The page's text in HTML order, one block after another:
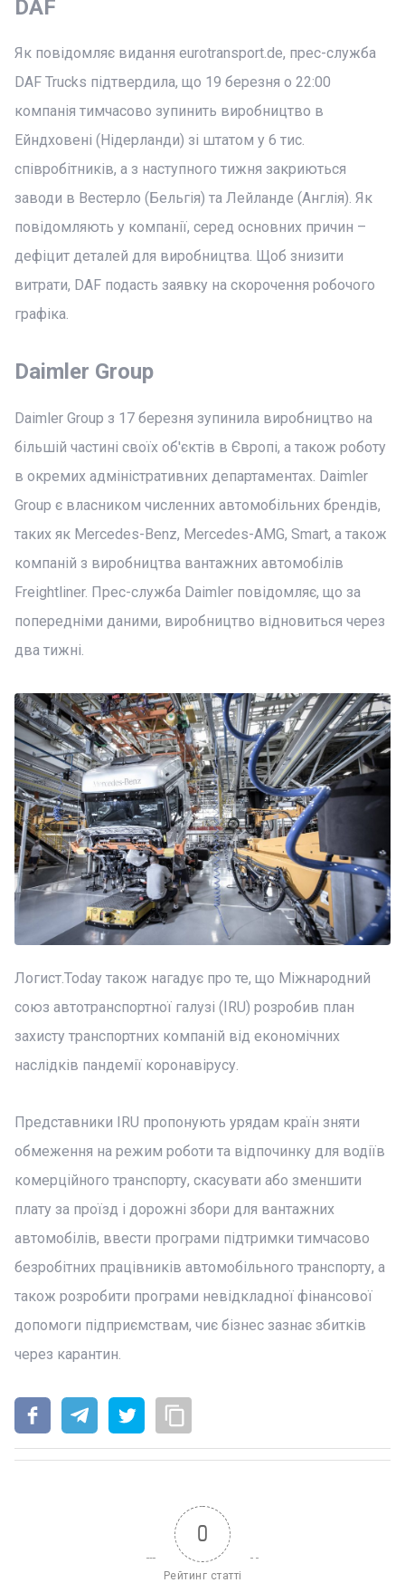
DAF
Як повідомляє видання eurotransport.de, прес-служба
DAF Trucks підтвердила, що 19 березня о 22:00
компанія тимчасово зупинить виробництво в
Ейндховені (Нідерланди) зі штатом у 6 тис.
співробітників, а з наступного тижня закриються
заводи в Вестерло (Бельгія) та Лейланде (Англія). Як
повідомляють у компанії, серед основних причин –
дефіцит деталей для виробництва. Щоб знизити
витрати, DAF подасть заявку на скорочення робочого
графіка.
Daimler Group
Daimler Group з 17 березня зупинила виробництво на
більшій частині своїх об'єктів в Європі, а також роботу
в окремих адміністративних департаментах. Daimler
Group є власником численних автомобільних брендів,
таких як Mercedes-Benz, Mercedes-AMG, Smart, а також
компаній з виробництва вантажних автомобілів
Freightliner. Прес-служба Daimler повідомляє, що за
попередніми даними, виробництво відновиться через
два тижні.
Логист.Today також нагадує про те, що Міжнародний
союз автотранспортної галузі (IRU) розробив план
захисту транспортних компаній від економічних
наслідків пандемії коронавірусу.
Представники IRU пропонують урядам країн зняти
обмеження на режим роботи та відпочинку для водіїв
комерційного транспорту, скасувати або зменшити
плату за проїзд і дорожні збори для вантажних
автомобілів, ввести програми підтримки тимчасово
безробітних працівників автомобільного транспорту, а
також розробити програми невідкладної фінансової
допомоги підприємствам, чиє бізнес зазнає збитків
через карантин.
0
Рейтинг статті